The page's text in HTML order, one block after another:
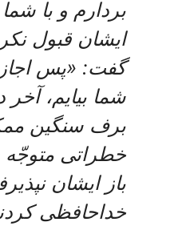
بردارم و با
ايشان قبول
گفت: «پس
شما بيايم، آخر
برف سنگين
خطراتى
باز ايشان
خداحافظى